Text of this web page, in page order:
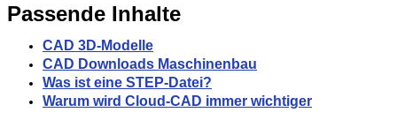
Passende Inhalte
CAD 3D-Modelle
CAD Downloads Maschinenbau
Was ist eine STEP-Datei?
Warum wird Cloud-CAD immer wichtiger